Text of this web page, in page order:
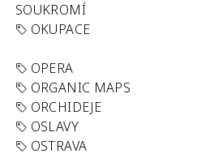
SOUKROMÍ
OKUPACE
OPERA
ORGANIC MAPS
ORCHIDEJE
OSLAVY
OSTRAVA